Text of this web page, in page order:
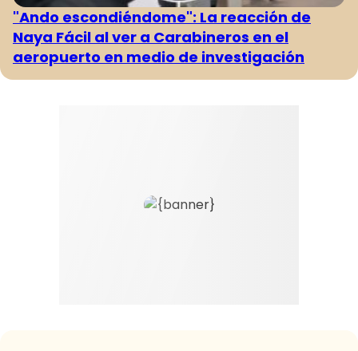
"Ando escondiéndome": La reacción de
Naya Fácil al ver a Carabineros en el
aeropuerto en medio de investigación